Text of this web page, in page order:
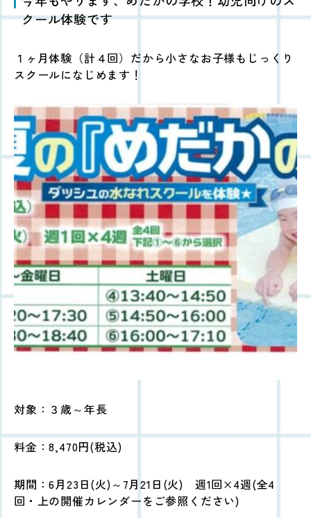
クール体験です
１ヶ月体験（計４回）だから小さなお子様もじっくり
スクールになじめます！
対象：３歳～年長
料金：8,470円(税込)
期間：6月23日(火)～7月21日(火) 週1回×4週(全4
回・上の開催カレンダーをご参照ください)